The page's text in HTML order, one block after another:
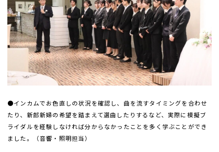
●インカムでお色直しの状況を確認し、曲を流すタイミングを合わせ
たり、新郎新婦の希望を踏まえて選曲したりするなど、実際に模擬ブ
ライダルを経験しなければ分からなかったことを多く学ぶことができ
ました。（音響・照明担当）